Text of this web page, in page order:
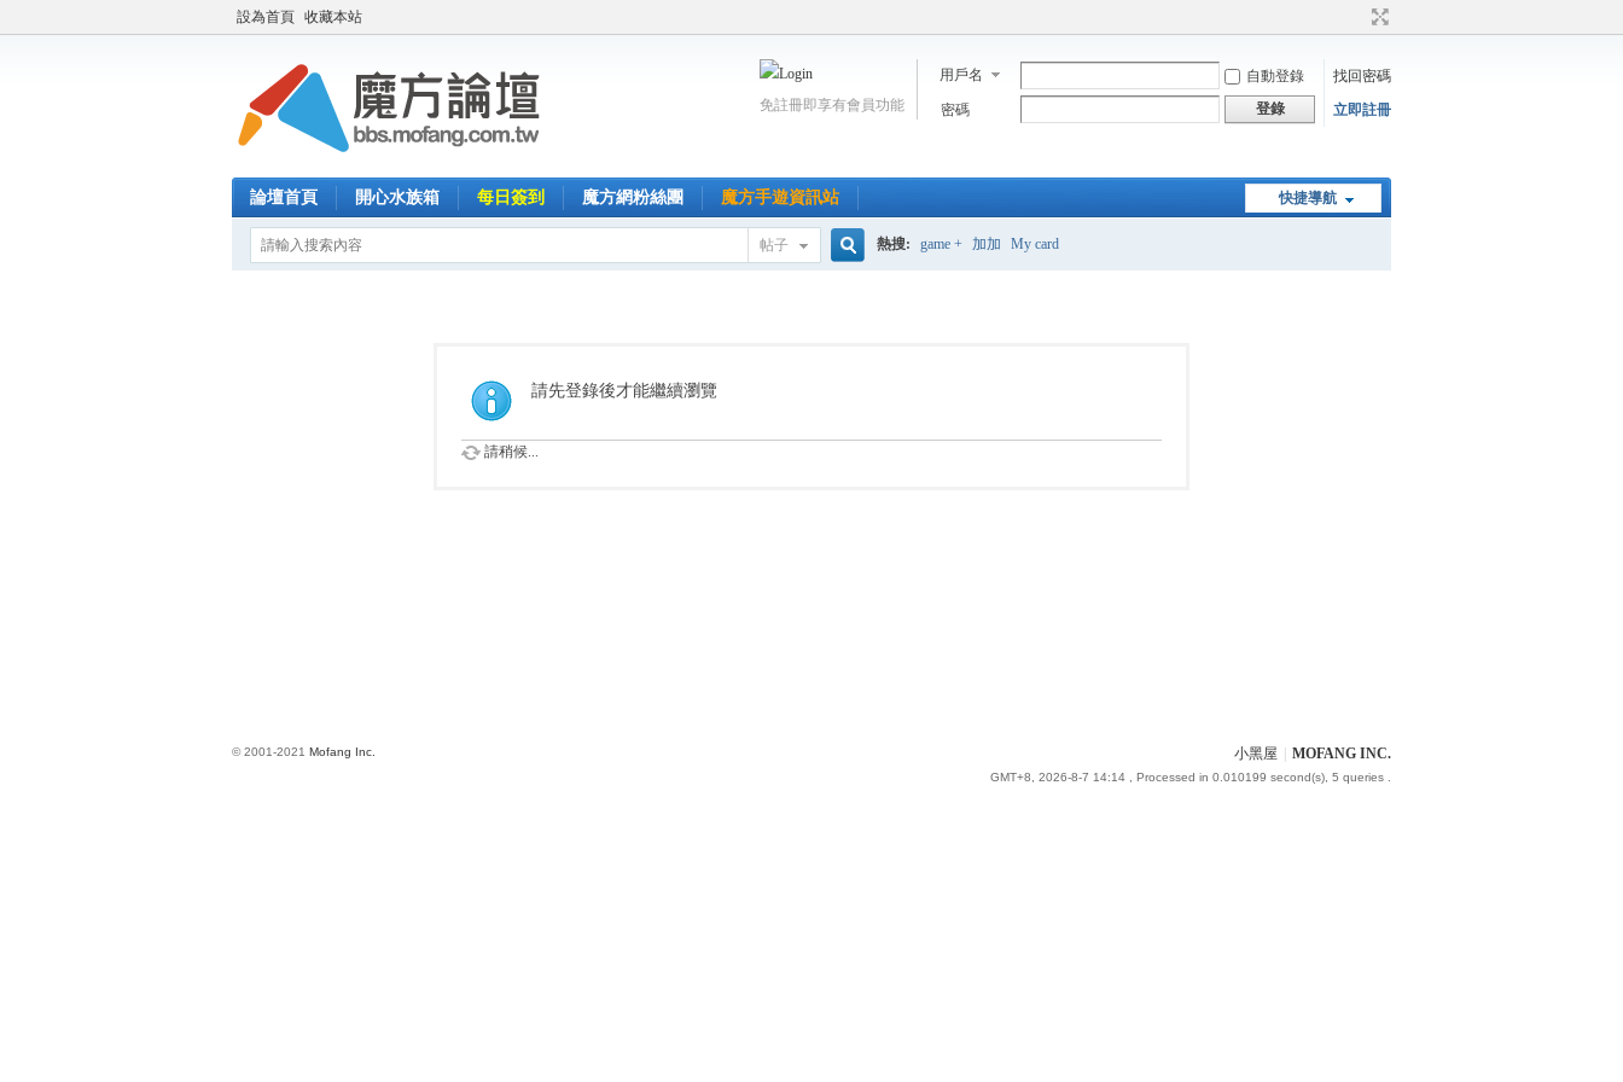
設為首頁 收藏本站
用戶名 自動登錄
找回密碼
密碼
登錄 立即註冊
免註冊即享有會員功能
快捷導航
論壇首頁 開心水族箱 每日簽到 魔方網粉絲團 魔方手遊資訊站
帖子 熱搜: game + 加加 My card
請先登錄後才能繼續瀏覽
請稍候...
小黑屋 MOFANG INC.
GMT+8, 2026-8-7 14:14 , Processed in 0.010199 second(s), 5 queries .
© 2001-2021 Mofang Inc.